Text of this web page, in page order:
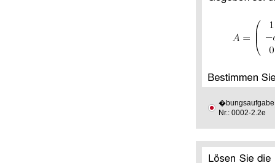
�bungsaufgabe
Nr.: 0002-2.2e